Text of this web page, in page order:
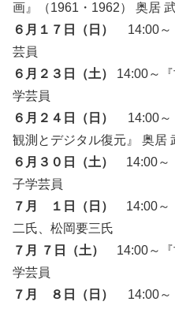
画』（1961・1962） 奥居
６月１７日（日）
14:00～
芸員
６月２３日（土）
14:00～
学芸員
６月２４日（日）
14:00～
観測とデジタル復元』 奥居
６月３０日（土）
14:00～
子学芸員
７月 １日（日）
14:00～
二氏、松岡要三氏
７月 ７日（土）
14:00～『
学芸員
７月 ８日（日）
14:00～